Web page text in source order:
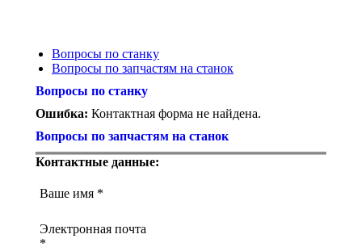
Вопросы по станку
Вопросы по запчастям на станок
Вопросы по станку
Ошибка: Контактная форма не найдена.
Вопросы по запчастям на станок
Контактные данные:
Ваше имя *
Электронная почта
*